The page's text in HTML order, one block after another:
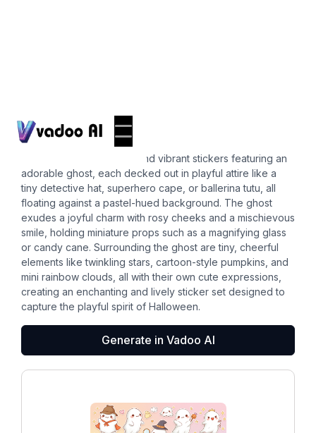
cute ghost
A collection of whimsical and vibrant stickers featuring an
adorable ghost, each decked out in playful attire like a
tiny detective hat, superhero cape, or ballerina tutu, all
floating against a pastel-hued background. The ghost
exudes a joyful charm with rosy cheeks and a mischievous
smile, holding miniature props such as a magnifying glass
or candy cane. Surrounding the ghost are tiny, cheerful
elements like twinkling stars, cartoon-style pumpkins, and
mini rainbow clouds, all with their own cute expressions,
creating an enchanting and lively sticker set designed to
capture the playful spirit of Halloween.
Generate in Vadoo AI